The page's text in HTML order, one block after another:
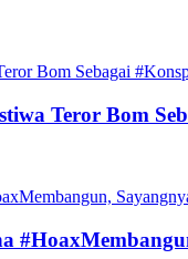
Teror Bom